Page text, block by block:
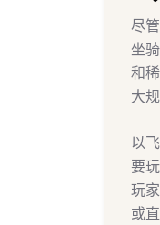
尽
坐
和
大
以
要
玩
或